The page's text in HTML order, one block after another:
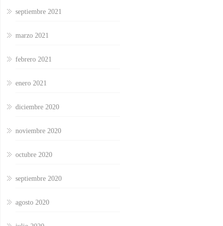
septiembre 2021
marzo 2021
febrero 2021
enero 2021
diciembre 2020
noviembre 2020
octubre 2020
septiembre 2020
agosto 2020